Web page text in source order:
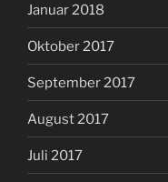
Januar 2018
Oktober 2017
September 2017
August 2017
Juli 2017